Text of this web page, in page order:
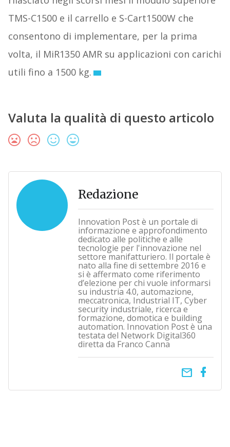
TMS-C1500 e il carrello e S-Cart1500W che
consentono di implementare, per la prima
volta, il MiR1350 AMR su applicazioni con carichi
utili fino a 1500 kg.
Valuta la qualità di questo articolo
Redazione
Innovation Post è un portale di
informazione e approfondimento
dedicato alle politiche e alle
tecnologie per l'innovazione nel
settore manifatturiero. Il portale è
nato alla fine di settembre 2016 e
si è affermato come riferimento
d’elezione per chi vuole informarsi
su industria 4.0, automazione,
meccatronica, Industrial IT, Cyber
security industriale, ricerca e
formazione, domotica e building
automation. Innovation Post è una
testata del Network Digital360
diretta da Franco Canna
email